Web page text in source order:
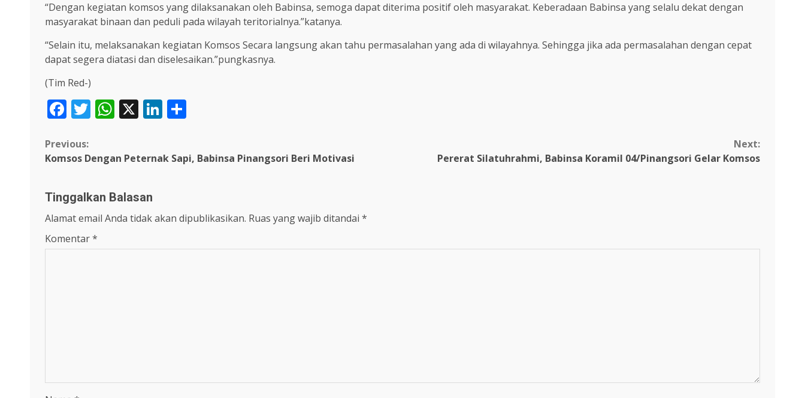
“Dengan kegiatan komsos yang dilaksanakan oleh Babinsa, semoga dapat diterima positif oleh masyarakat. Keberadaan Babinsa yang selalu dekat dengan
masyarakat binaan dan peduli pada wilayah teritorialnya.”katanya.
“Selain itu, melaksanakan kegiatan Komsos Secara langsung akan tahu permasalahan yang ada di wilayahnya. Sehingga jika ada permasalahan dengan cepat
dapat segera diatasi dan diselesaikan.”pungkasnya.
(Tim Red-)
Facebook
Twitter
WhatsApp
X LinkedIn
Continue
Reading
Previous:
Komsos Dengan Peternak Sapi, Babinsa Pinangsori Beri Motivasi
Next:
Pererat Silatuhrahmi, Babinsa Koramil 04/Pinangsori Gelar Komsos
Tinggalkan Balasan
Alamat email Anda tidak akan dipublikasikan. Ruas yang wajib ditandai *
Komentar*